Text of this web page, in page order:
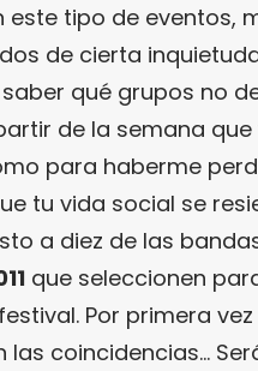
este tipo de eventos,
de cierta
qué grupos no
de la semana
para haberme
tu vida social se
a diez de las
que seleccionen
Por primera
coincidencias…